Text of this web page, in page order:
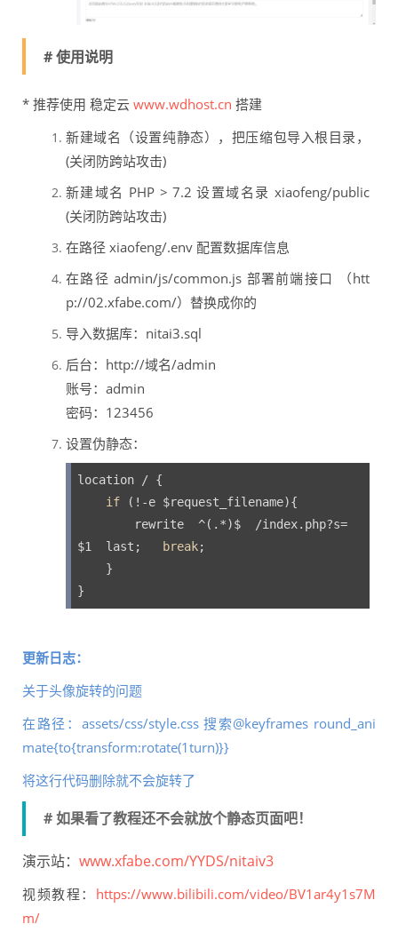
# 使用说明
* 推荐使用 稳定云 www.wdhost.cn 搭建
新建域名（设置纯静态），把压缩包导入根目录，
(关闭防跨站攻击)
新建域名 PHP > 7.2 设置域名录 xiaofeng/public
(关闭防跨站攻击)
在路径 xiaofeng/.env 配置数据库信息
在路径 admin/js/common.js 部署前端接口 （htt
p://02.xfabe.com/）替换成你的
导入数据库：nitai3.sql
后台：http://域名/admin
账号：admin
密码：123456
设置伪静态：
location / {
if (!-e $request_filename){
rewrite  ^(.*)$  /index.php?s=
$1  last;
break;
}
}
更新日志：
关于头像旋转的问题
在路径：assets/css/style.css 搜索@keyframes round_ani
mate{to{transform:rotate(1turn)}}
将这行代码删除就不会旋转了
# 如果看了教程还不会就放个静态页面吧！
演示站： www.xfabe.com/YYDS/nitaiv3
视频教程： https://www.bilibili.com/video/BV1ar4y1s7M
m/